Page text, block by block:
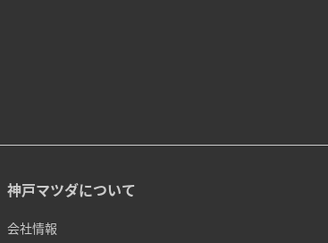
神戸マツダについて
会社情報